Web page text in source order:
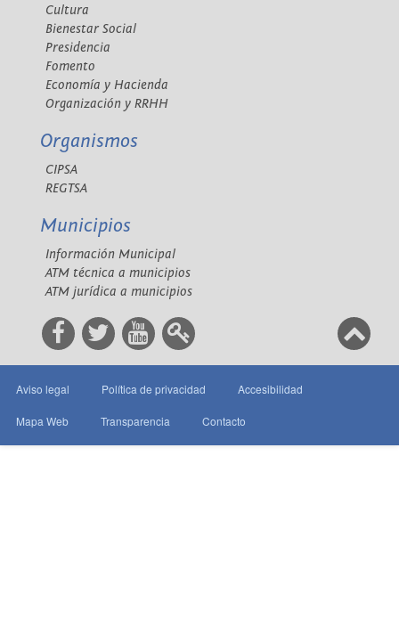
Cultura
Bienestar Social
Presidencia
Fomento
Economía y Hacienda
Organización y RRHH
Organismos
CIPSA
REGTSA
Municipios
Información Municipal
ATM técnica a municipios
ATM jurídica a municipios
Aviso legal Política de privacidad Accesibilidad
Mapa Web Transparencia Contacto